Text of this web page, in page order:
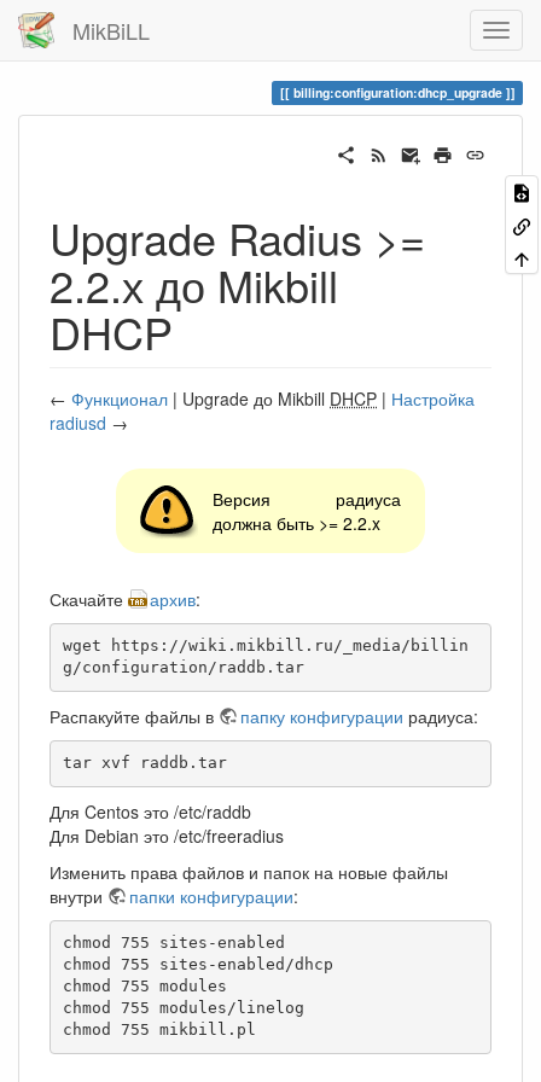
MikBiLL
billing:configuration:dhcp_upgrade
Upgrade Radius >=
2.2.х до Mikbill
DHCP
← Функционал | Upgrade до Mikbill DHCP | Настройка
radiusd →
Версия радиуса
должна быть >= 2.2.x
Скачайте архив:
wget https://wiki.mikbill.ru/_media/billin
g/configuration/raddb.tar
Распакуйте файлы в папку конфигурации радиуса:
tar xvf raddb.tar
Для Centos это /etc/raddb
Для Debian это /etc/freeradius
Изменить права файлов и папок на новые файлы
внутри
папки конфигурации:
chmod 755 sites-enabled
chmod 755 sites-enabled/dhcp
chmod 755 modules
chmod 755 modules/linelog
chmod 755 mikbill.pl